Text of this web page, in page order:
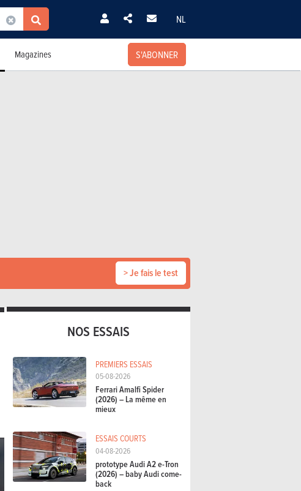
NL
Magazines S'ABONNER
> Je fais le test
NOS ESSAIS
PREMIERS ESSAIS
05-08-2026
Ferrari Amalfi Spider
(2026) – La même en
mieux
ESSAIS COURTS
04-08-2026
prototype Audi A2 e-Tron
(2026) – baby Audi come-
back